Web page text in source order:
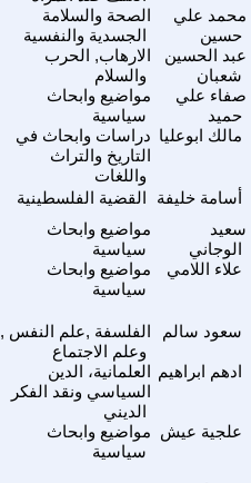
الصحة والسلامة
الجسدية والنفسية
محمد علي
حسين
الارهاب, الحرب
والسلام
عبد الحسين
شعبان
مواضيع وابحاث
سياسية
صفاء علي
حميد
دراسات وابحاث في
التاريخ والتراث
واللغات
مالك ابوعليا
القضية الفلسطينية أسامة خليفة
مواضيع وابحاث
سياسية
سعيد
الوجاني
مواضيع وابحاث
سياسية
علاء اللامي
الفلسفة ,علم النفس ,
وعلم الاجتماع
سعود سالم
العلمانية، الدين
السياسي ونقد الفكر
الديني
ادهم ابراهيم
مواضيع وابحاث
سياسية
علجية عيش